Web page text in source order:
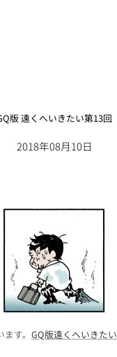
版 遠くへいきたい第13回
2018年08月10日
す。 GQ版遠くへいきたい